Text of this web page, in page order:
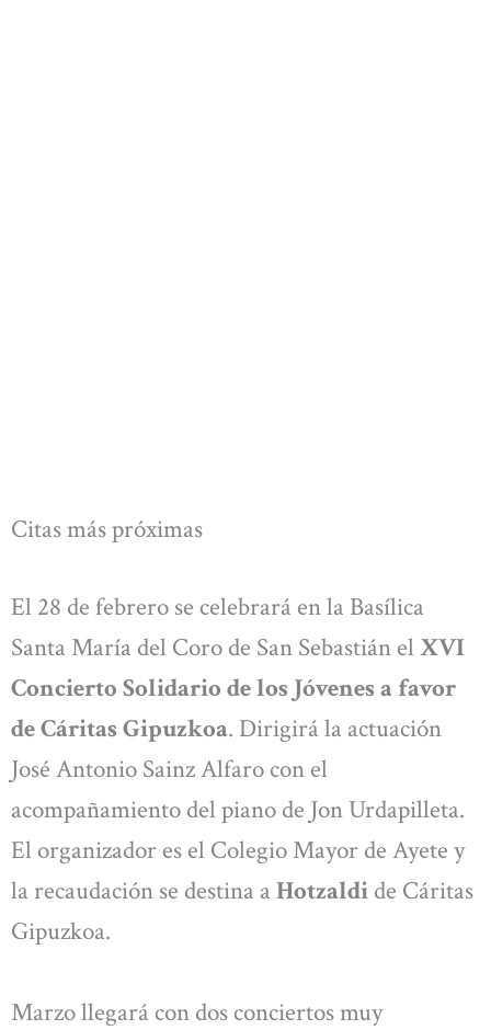
Citas más próximas
El 28 de febrero se celebrará en la Basílica
Santa María del Coro de San Sebastián el XVI
Concierto Solidario de los Jóvenes a favor
de Cáritas Gipuzkoa. Dirigirá la actuación
José Antonio Sainz Alfaro con el
acompañamiento del piano de Jon Urdapilleta.
El organizador es el Colegio Mayor de Ayete y
la recaudación se destina a Hotzaldi de Cáritas
Gipuzkoa.
Marzo llegará con dos conciertos muy